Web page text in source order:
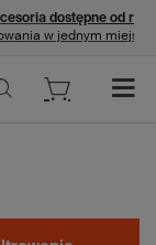
dostępne od ręki
w jednym miejscu